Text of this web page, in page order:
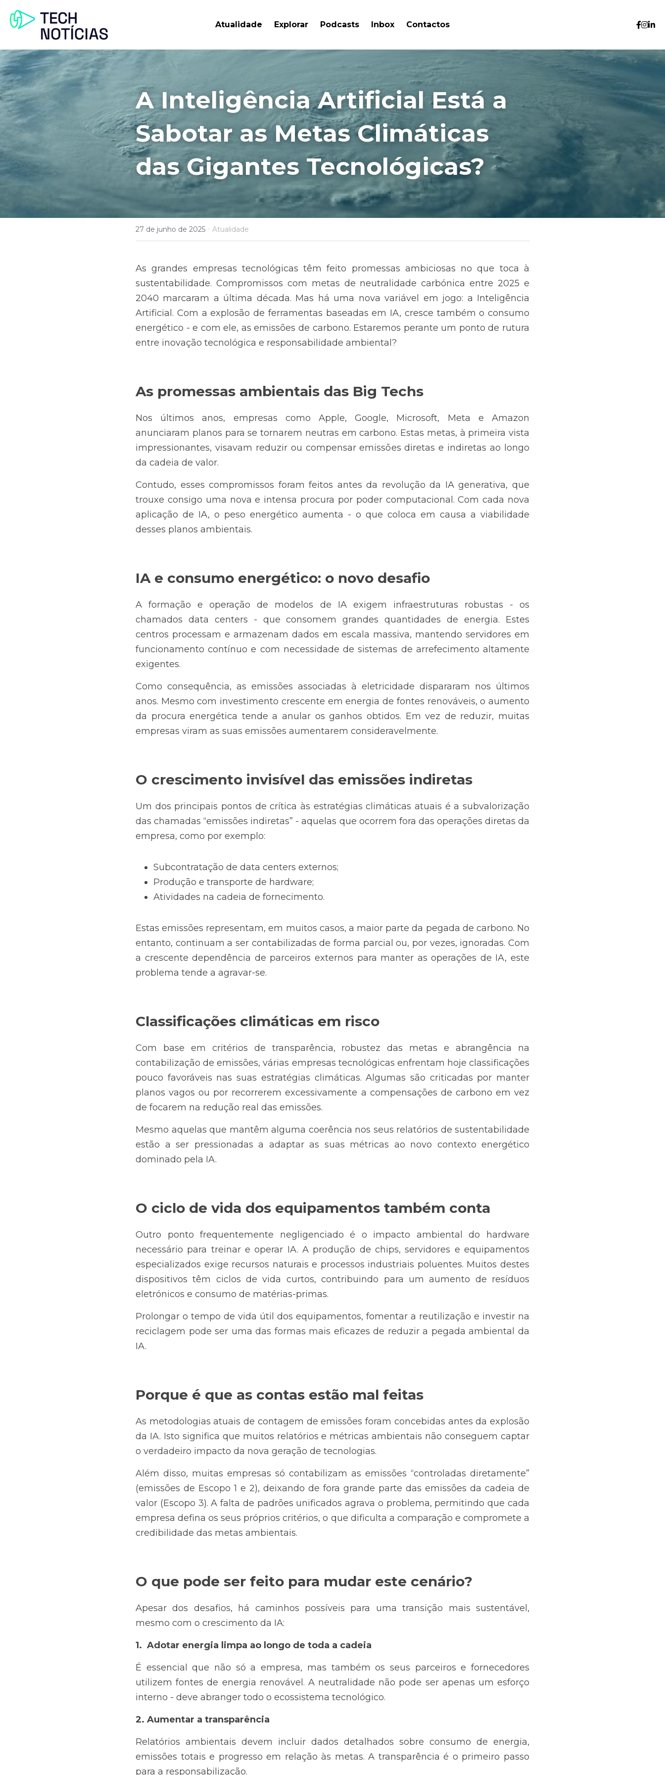
Atualidade Explorar Podcasts Inbox Contactos
A Inteligência Artificial Está a
Sabotar as Metas Climáticas
das Gigantes Tecnológicas?
27 de junho de 2025 · Atualidade
As grandes empresas tecnológicas têm feito promessas ambiciosas no que toca à
sustentabilidade. Compromissos com metas de neutralidade carbónica entre 2025 e
2040 marcaram a última década. Mas há uma nova variável em jogo: a Inteligência
Artificial. Com a explosão de ferramentas baseadas em IA, cresce também o consumo
energético - e com ele, as emissões de carbono. Estaremos perante um ponto de rutura
entre inovação tecnológica e responsabilidade ambiental?
As promessas ambientais das Big Techs
Nos últimos anos, empresas como Apple, Google, Microsoft, Meta e Amazon
anunciaram planos para se tornarem neutras em carbono. Estas metas, à primeira vista
impressionantes, visavam reduzir ou compensar emissões diretas e indiretas ao longo
da cadeia de valor.
Contudo, esses compromissos foram feitos antes da revolução da IA generativa, que
trouxe consigo uma nova e intensa procura por poder computacional. Com cada nova
aplicação de IA, o peso energético aumenta - o que coloca em causa a viabilidade
desses planos ambientais.
IA e consumo energético: o novo desafio
A formação e operação de modelos de IA exigem infraestruturas robustas - os
chamados data centers - que consomem grandes quantidades de energia. Estes
centros processam e armazenam dados em escala massiva, mantendo servidores em
funcionamento contínuo e com necessidade de sistemas de arrefecimento altamente
exigentes.
Como consequência, as emissões associadas à eletricidade dispararam nos últimos
anos. Mesmo com investimento crescente em energia de fontes renováveis, o aumento
da procura energética tende a anular os ganhos obtidos. Em vez de reduzir, muitas
empresas viram as suas emissões aumentarem consideravelmente.
O crescimento invisível das emissões indiretas
Um dos principais pontos de crítica às estratégias climáticas atuais é a subvalorização
das chamadas “emissões indiretas” - aquelas que ocorrem fora das operações diretas da
empresa, como por exemplo:
Subcontratação de data centers externos;
Produção e transporte de hardware;
Atividades na cadeia de fornecimento.
Estas emissões representam, em muitos casos, a maior parte da pegada de carbono. No
entanto, continuam a ser contabilizadas de forma parcial ou, por vezes, ignoradas. Com
a crescente dependência de parceiros externos para manter as operações de IA, este
problema tende a agravar-se.
Classificações climáticas em risco
Com base em critérios de transparência, robustez das metas e abrangência na
contabilização de emissões, várias empresas tecnológicas enfrentam hoje classificações
pouco favoráveis nas suas estratégias climáticas. Algumas são criticadas por manter
planos vagos ou por recorrerem excessivamente a compensações de carbono em vez
de focarem na redução real das emissões.
Mesmo aquelas que mantêm alguma coerência nos seus relatórios de sustentabilidade
estão a ser pressionadas a adaptar as suas métricas ao novo contexto energético
dominado pela IA.
O ciclo de vida dos equipamentos também conta
Outro ponto frequentemente negligenciado é o impacto ambiental do hardware
necessário para treinar e operar IA. A produção de chips, servidores e equipamentos
especializados exige recursos naturais e processos industriais poluentes. Muitos destes
dispositivos têm ciclos de vida curtos, contribuindo para um aumento de resíduos
eletrónicos e consumo de matérias-primas.
Prolongar o tempo de vida útil dos equipamentos, fomentar a reutilização e investir na
reciclagem pode ser uma das formas mais eficazes de reduzir a pegada ambiental da
IA.
Porque é que as contas estão mal feitas
As metodologias atuais de contagem de emissões foram concebidas antes da explosão
da IA. Isto significa que muitos relatórios e métricas ambientais não conseguem captar
o verdadeiro impacto da nova geração de tecnologias.
Além disso, muitas empresas só contabilizam as emissões “controladas diretamente”
(emissões de Escopo 1 e 2), deixando de fora grande parte das emissões da cadeia de
valor (Escopo 3). A falta de padrões unificados agrava o problema, permitindo que cada
empresa defina os seus próprios critérios, o que dificulta a comparação e compromete a
credibilidade das metas ambientais.
O que pode ser feito para mudar este cenário?
Apesar dos desafios, há caminhos possíveis para uma transição mais sustentável,
mesmo com o crescimento da IA:
1. Adotar energia limpa ao longo de toda a cadeia
É essencial que não só a empresa, mas também os seus parceiros e fornecedores
utilizem fontes de energia renovável. A neutralidade não pode ser apenas um esforço
interno - deve abranger todo o ecossistema tecnológico.
2. Aumentar a transparência
Relatórios ambientais devem incluir dados detalhados sobre consumo de energia,
emissões totais e progresso em relação às metas. A transparência é o primeiro passo
para a responsabilização.